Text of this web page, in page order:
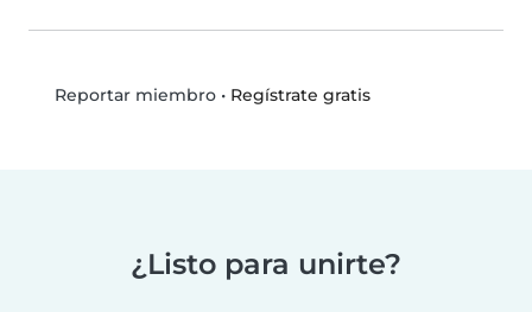
Reportar miembro• Regístrate gratis
¿Listo para unirte?